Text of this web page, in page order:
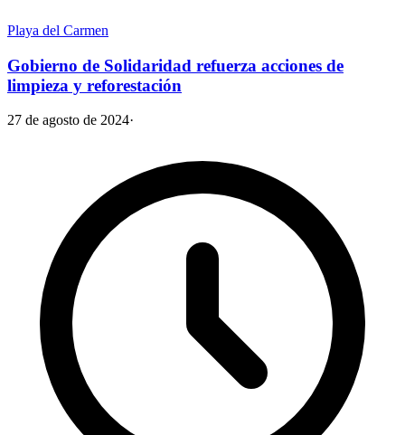
Playa del Carmen
Gobierno de Solidaridad refuerza acciones de
limpieza y reforestación
27 de agosto de 2024·